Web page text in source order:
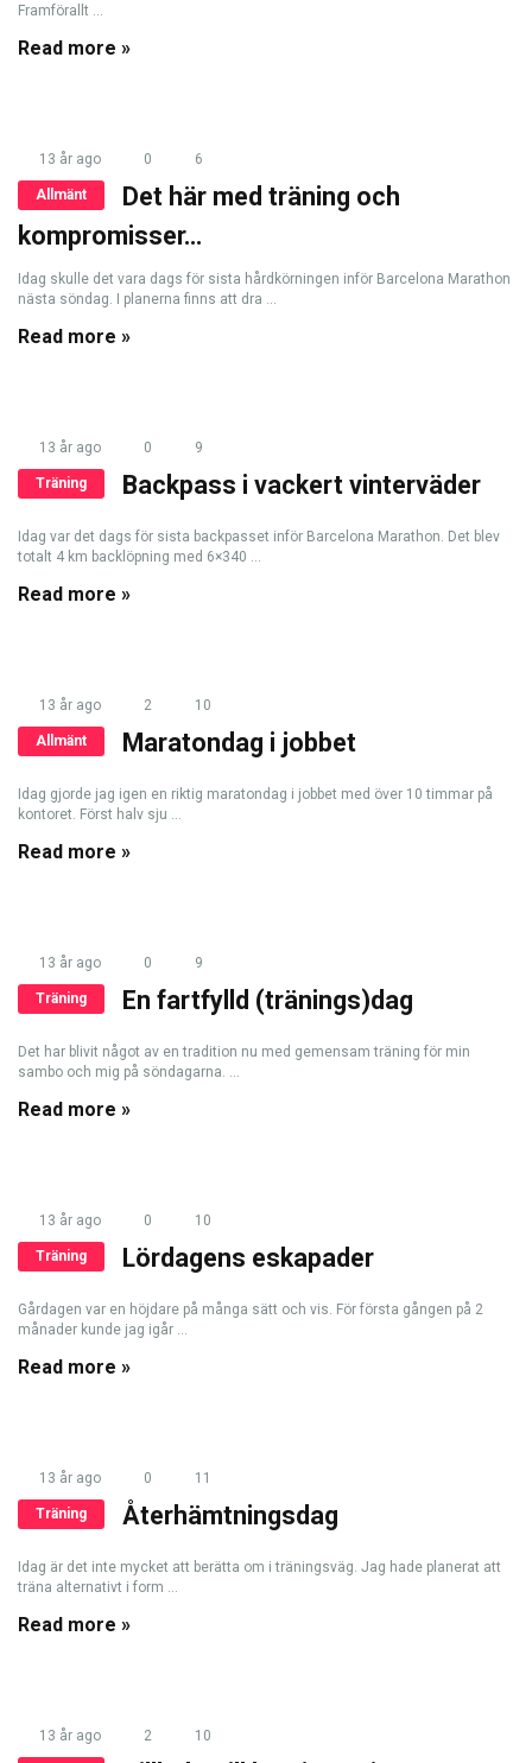
Framförallt ...
Read more »
13 år ago 0 6
Allmänt
Det här med träning och
kompromisser…
Idag skulle det vara dags för sista hårdkörningen inför Barcelona Marathon
nästa söndag. I planerna finns att dra ...
Read more »
13 år ago 0 9
Träning Backpass i vackert vinterväder
Idag var det dags för sista backpasset inför Barcelona Marathon. Det blev
totalt 4 km backlöpning med 6×340 ...
Read more »
13 år ago 2 10
Allmänt Maratondag i jobbet
Idag gjorde jag igen en riktig maratondag i jobbet med över 10 timmar på
kontoret. Först halv sju ...
Read more »
13 år ago 0 9
Träning En fartfylld (tränings)dag
Det har blivit något av en tradition nu med gemensam träning för min
sambo och mig på söndagarna. ...
Read more »
13 år ago 0 10
Träning Lördagens eskapader
Gårdagen var en höjdare på många sätt och vis. För första gången på 2
månader kunde jag igår ...
Read more »
13 år ago 0 11
Träning Återhämtningsdag
Idag är det inte mycket att berätta om i träningsväg. Jag hade planerat att
träna alternativt i form ...
Read more »
13 år ago 2 10